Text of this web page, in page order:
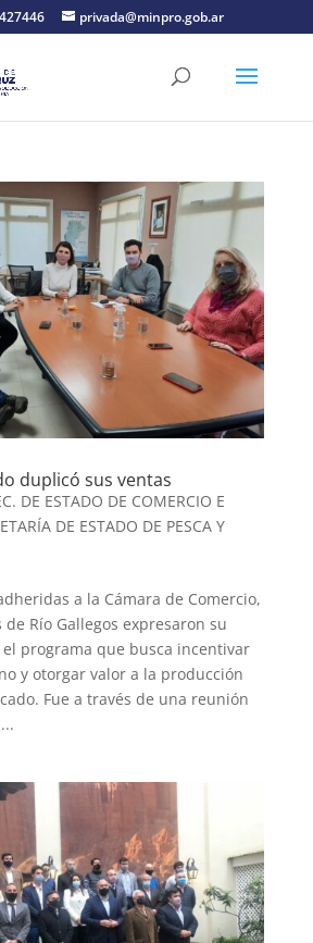
privada@minpro.gob.ar
duplicó sus ventas
DE ESTADO DE COMERCIO E
DE ESTADO DE PESCA Y
a la Cámara de Comercio,
Río Gallegos expresaron su
programa que busca incentivar
y otorgar valor a la producción
Fue a través de una reunión